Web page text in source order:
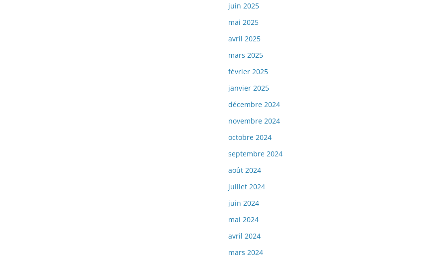
juin 2025
mai 2025
avril 2025
mars 2025
février 2025
janvier 2025
décembre 2024
novembre 2024
octobre 2024
septembre 2024
août 2024
juillet 2024
juin 2024
mai 2024
avril 2024
mars 2024